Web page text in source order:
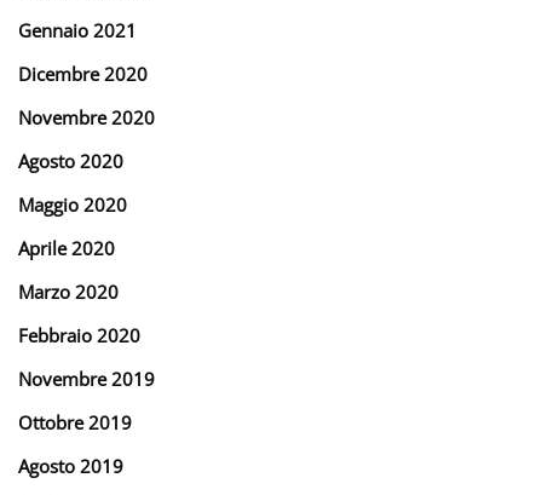
Gennaio 2021
Dicembre 2020
Novembre 2020
Agosto 2020
Maggio 2020
Aprile 2020
Marzo 2020
Febbraio 2020
Novembre 2019
Ottobre 2019
Agosto 2019